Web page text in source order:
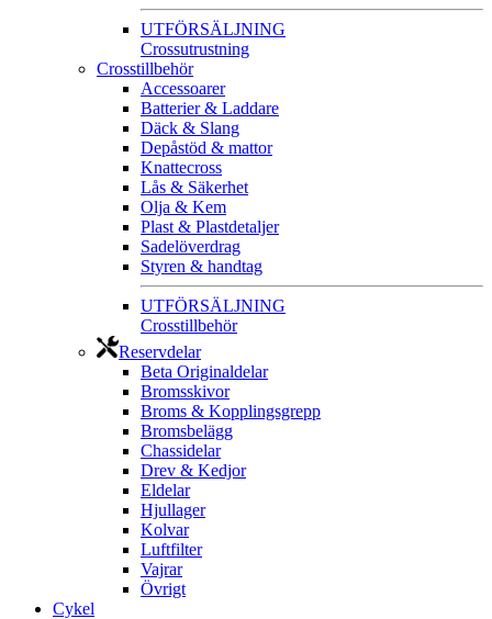
UTFÖRSÄLJNING
Crossutrustning
Crosstillbehör
Accessoarer
Batterier & Laddare
Däck & Slang
Depåstöd & mattor
Knattecross
Lås & Säkerhet
Olja & Kem
Plast & Plastdetaljer
Sadelöverdrag
Styren & handtag
UTFÖRSÄLJNING
Crosstillbehör
Reservdelar
Beta Originaldelar
Bromsskivor
Broms & Kopplingsgrepp
Bromsbelägg
Chassidelar
Drev & Kedjor
Eldelar
Hjullager
Kolvar
Luftfilter
Vajrar
Övrigt
Cykel